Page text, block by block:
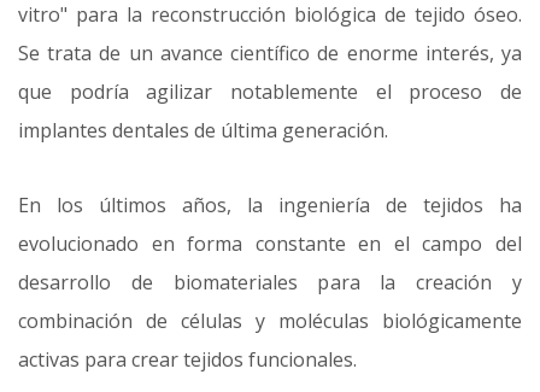
vitro" para la reconstrucción biológica de tejido óseo.
Se trata de un avance científico de enorme interés, ya
que podría agilizar notablemente el proceso de
implantes dentales de última generación.
En los últimos años, la ingeniería de tejidos ha
evolucionado en forma constante en el campo del
desarrollo de biomateriales para la creación y
combinación de células y moléculas biológicamente
activas para crear tejidos funcionales.